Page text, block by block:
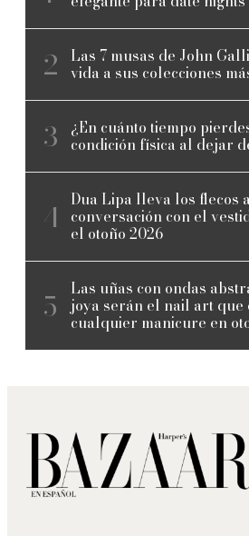
Las 7 musas de John
vida a sus colecciones
¿En cuánto tiempo
condición física al dejar
Dua Lipa lleva los flecos
conversación con el
el otoño 2026
Las uñas con ondas
joya serán el nail art que
cualquier manicure en